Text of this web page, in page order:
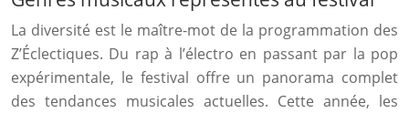
La diversité est le maître-mot de la programmation des
Z’Éclectiques. Du rap à l’électro en passant par la pop
expérimentale, le festival offre un panorama complet
des tendances musicales actuelles. Cette année, les